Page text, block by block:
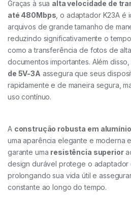
Graças à sua alta velocidade de
até 480Mbps , o adaptador K23A é
arquivos de grande tamanho de
reduzindo significativamente o
como a transferência de fotos de
documentos importantes. Além disso,
de 5V-3A assegura que seus
rapidamente e de maneira segura,
uso contínuo.
A construção robusta em alumínio
uma aparência elegante e moderna
garante uma resistência superior
design durável protege o adaptador
prolongando sua vida útil e
constante ao longo do tempo.